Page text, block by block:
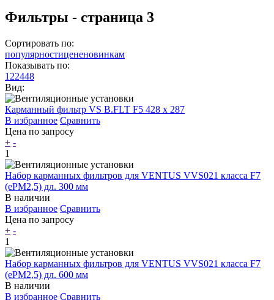
Фильтры - страница 3
Сортировать по:
популярностицененовинкам
Показывать по:
122448
Вид:
Карманный фильтр VS B.FLT F5 428 x 287
В избранное Сравнить
Цена по запросу
+ -
1
Набор карманных фильтров для VENTUS VVS021 класса F7
(ePM2,5) дл. 300 мм
В наличии
В избранное Сравнить
Цена по запросу
+ -
1
Набор карманных фильтров для VENTUS VVS021 класса F7
(ePM2,5) дл. 600 мм
В наличии
В избранное Сравнить